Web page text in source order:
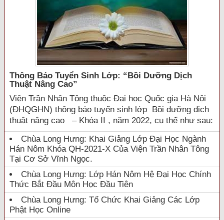
Thông Báo Tuyển Sinh Lớp: “bồi Dưỡng Dịch
Thuật Nâng Cao”
Viện Trần Nhân Tông thuộc Đại học Quốc gia Hà Nội
(ĐHQGHN) thông báo tuyển sinh lớp Bồi dưỡng dịch
thuật nâng cao – Khóa II , năm 2022, cụ thể như sau:
Chùa Long Hưng: Khai Giảng Lớp Đại Học Ngành
Hán Nôm Khóa QH-2021-X Của Viện Trần Nhân Tông
Tại Cơ Sở Vĩnh Ngọc.
Chùa Long Hưng: Lớp Hán Nôm Hệ Đại Học Chính
Thức Bắt Đầu Môn Học Đầu Tiên
Chùa Long Hưng: Tổ Chức Khai Giảng Các Lớp
Phật Học Online